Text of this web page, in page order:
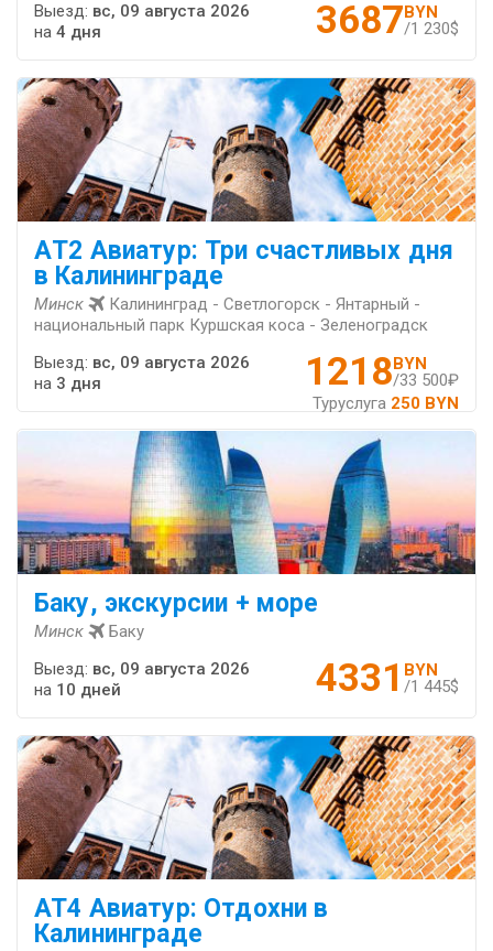
3687BYN
/1 230$
Выезд: вс, 09 августа 2026
на 4 дня
АT2 Авиатур: Три счастливых дня
в Калининграде
Минск
Калининград - Светлогорск - Янтарный -
национальный парк Куршская коса - Зеленоградск
1218BYN
/33 500₽
Туруслуга 250 BYN
Выезд: вс, 09 августа 2026
на 3 дня
Баку, экскурсии + море
Минск Баку
4331 BYN
/1 445$
Выезд: вс, 09 августа 2026
на 10 дней
AT4 Авиатур: Отдохни в
Калининграде